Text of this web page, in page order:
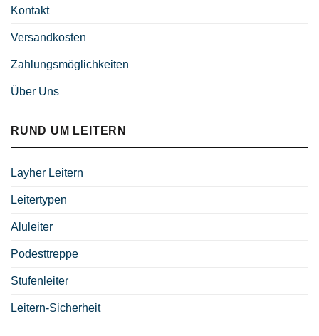
Kontakt
Versandkosten
Zahlungsmöglichkeiten
Über Uns
RUND UM LEITERN
Layher Leitern
Leitertypen
Aluleiter
Podesttreppe
Stufenleiter
Leitern-Sicherheit